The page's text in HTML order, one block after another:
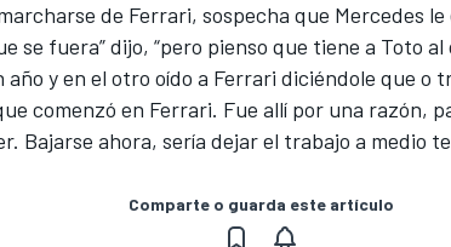
de Ferrari, sospecha que Mercedes
se fuera” dijo, “pero pienso que tiene a Toto
y en el otro oído a Ferrari diciéndole que o
comenzó en Ferrari. Fue allí por una razón,
Bajarse ahora, sería dejar el trabajo a medio
Comparte o guarda este artículo